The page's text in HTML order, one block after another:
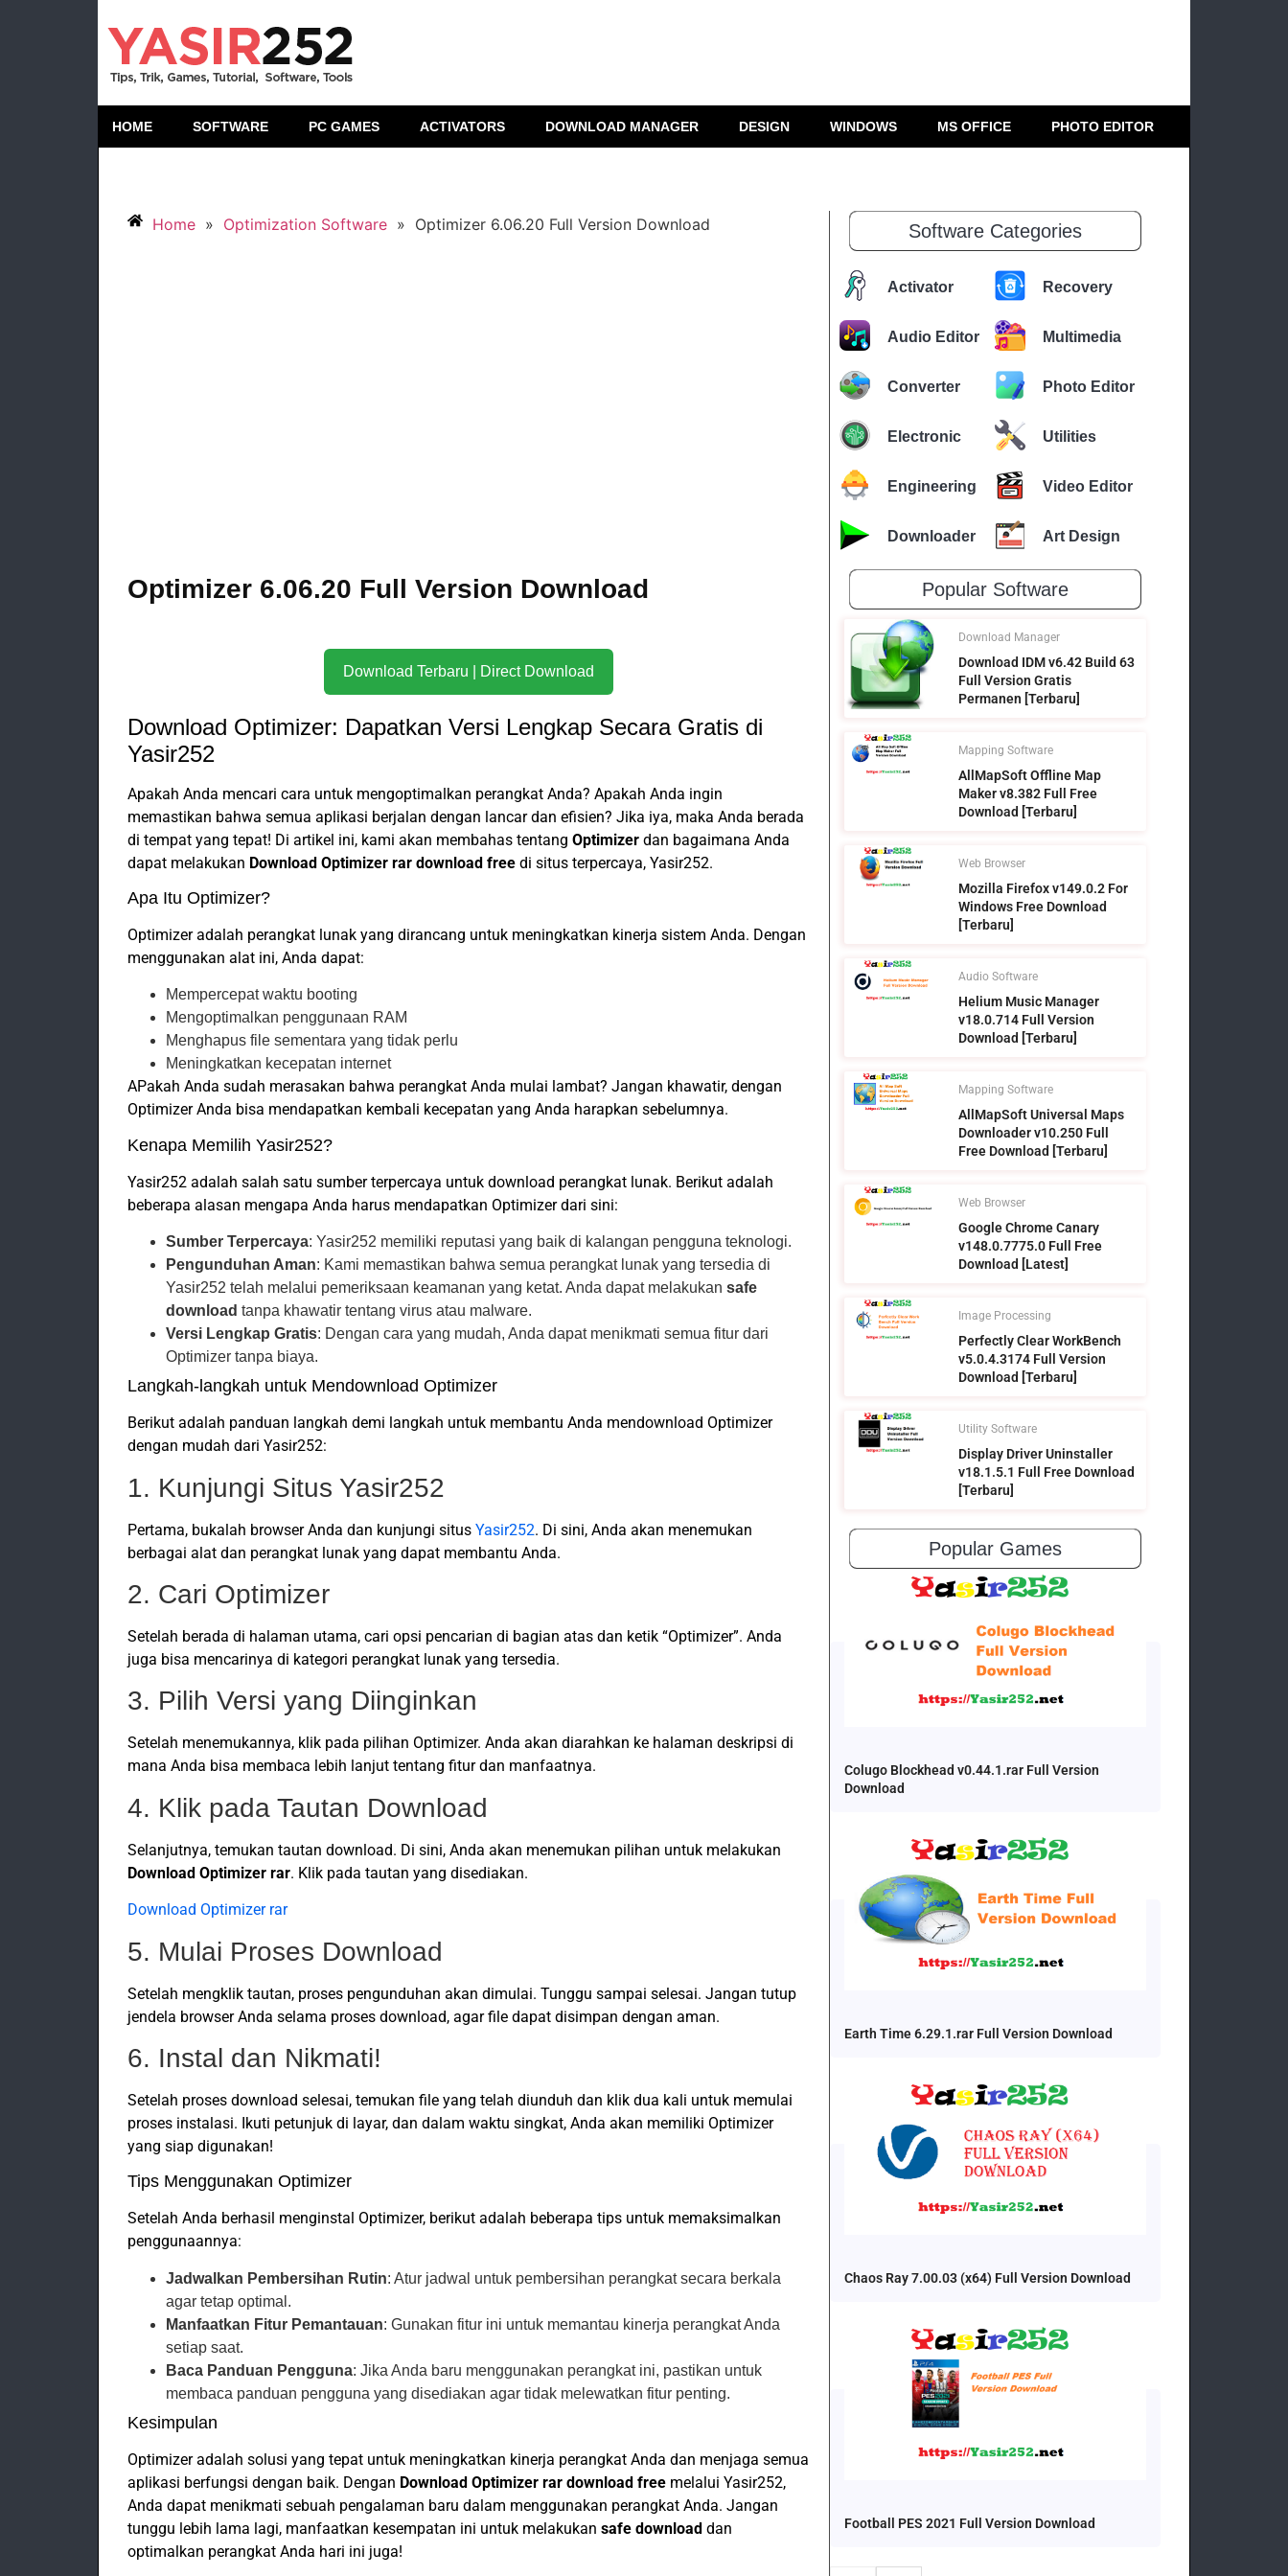
HOME SOFTWARE PC GAMES ACTIVATORS DOWNLOAD MANAGER DESIGN WINDOWS MS OFFICE PHOTO EDITOR
Home » Optimization Software » Optimizer 6.06.20 Full Version Download
Optimizer 6.06.20 Full Version Download
Download Terbaru | Direct Download
Download Optimizer: Dapatkan Versi Lengkap Secara Gratis di
Yasir252
Apakah Anda mencari cara untuk mengoptimalkan perangkat Anda? Apakah Anda ingin
memastikan bahwa semua aplikasi berjalan dengan lancar dan efisien? Jika iya, maka Anda berada
di tempat yang tepat! Di artikel ini, kami akan membahas tentang Optimizer dan bagaimana Anda
dapat melakukan Download Optimizer rar download free di situs terpercaya, Yasir252.
Apa Itu Optimizer?
Optimizer adalah perangkat lunak yang dirancang untuk meningkatkan kinerja sistem Anda. Dengan
menggunakan alat ini, Anda dapat:
Mempercepat waktu booting
Mengoptimalkan penggunaan RAM
Menghapus file sementara yang tidak perlu
Meningkatkan kecepatan internet
APakah Anda sudah merasakan bahwa perangkat Anda mulai lambat? Jangan khawatir, dengan
Optimizer Anda bisa mendapatkan kembali kecepatan yang Anda harapkan sebelumnya.
Kenapa Memilih Yasir252?
Yasir252 adalah salah satu sumber terpercaya untuk download perangkat lunak. Berikut adalah
beberapa alasan mengapa Anda harus mendapatkan Optimizer dari sini:
Sumber Terpercaya: Yasir252 memiliki reputasi yang baik di kalangan pengguna teknologi.
Pengunduhan Aman: Kami memastikan bahwa semua perangkat lunak yang tersedia di
Yasir252 telah melalui pemeriksaan keamanan yang ketat. Anda dapat melakukan safe
download tanpa khawatir tentang virus atau malware.
Versi Lengkap Gratis: Dengan cara yang mudah, Anda dapat menikmati semua fitur dari
Optimizer tanpa biaya.
Langkah-langkah untuk Mendownload Optimizer
Berikut adalah panduan langkah demi langkah untuk membantu Anda mendownload Optimizer
dengan mudah dari Yasir252:
1. Kunjungi Situs Yasir252
Pertama, bukalah browser Anda dan kunjungi situs Yasir252. Di sini, Anda akan menemukan
berbagai alat dan perangkat lunak yang dapat membantu Anda.
2. Cari Optimizer
Setelah berada di halaman utama, cari opsi pencarian di bagian atas dan ketik “Optimizer”. Anda
juga bisa mencarinya di kategori perangkat lunak yang tersedia.
3. Pilih Versi yang Diinginkan
Setelah menemukannya, klik pada pilihan Optimizer. Anda akan diarahkan ke halaman deskripsi di
mana Anda bisa membaca lebih lanjut tentang fitur dan manfaatnya.
4. Klik pada Tautan Download
Selanjutnya, temukan tautan download. Di sini, Anda akan menemukan pilihan untuk melakukan
Download Optimizer rar. Klik pada tautan yang disediakan.
Download Optimizer rar
5. Mulai Proses Download
Setelah mengklik tautan, proses pengunduhan akan dimulai. Tunggu sampai selesai. Jangan tutup
jendela browser Anda selama proses download, agar file dapat disimpan dengan aman.
6. Instal dan Nikmati!
Setelah proses download selesai, temukan file yang telah diunduh dan klik dua kali untuk memulai
proses instalasi. Ikuti petunjuk di layar, dan dalam waktu singkat, Anda akan memiliki Optimizer
yang siap digunakan!
Tips Menggunakan Optimizer
Setelah Anda berhasil menginstal Optimizer, berikut adalah beberapa tips untuk memaksimalkan
penggunaannya:
Jadwalkan Pembersihan Rutin: Atur jadwal untuk pembersihan perangkat secara berkala
agar tetap optimal.
Manfaatkan Fitur Pemantauan: Gunakan fitur ini untuk memantau kinerja perangkat Anda
setiap saat.
Baca Panduan Pengguna: Jika Anda baru menggunakan perangkat ini, pastikan untuk
membaca panduan pengguna yang disediakan agar tidak melewatkan fitur penting.
Kesimpulan
Optimizer adalah solusi yang tepat untuk meningkatkan kinerja perangkat Anda dan menjaga semua
aplikasi berfungsi dengan baik. Dengan Download Optimizer rar download free melalui Yasir252,
Anda dapat menikmati sebuah pengalaman baru dalam menggunakan perangkat Anda. Jangan
tunggu lebih lama lagi, manfaatkan kesempatan ini untuk melakukan safe download dan
optimalkan perangkat Anda hari ini juga!
Software Categories
Activator Recovery
Audio Editor Multimedia
Converter Photo Editor
Electronic Utilities
Engineering Video Editor
Downloader Art Design
Popular Software
Download Manager
Download IDM v6.42 Build 63
Full Version Gratis
Permanen [Terbaru]
Mapping Software
AllMapSoft Offline Map
Maker v8.382 Full Free
Download [Terbaru]
Web Browser
Mozilla Firefox v149.0.2 For
Windows Free Download
[Terbaru]
Audio Software
Helium Music Manager
v18.0.714 Full Version
Download [Terbaru]
Mapping Software
AllMapSoft Universal Maps
Downloader v10.250 Full
Free Download [Terbaru]
Web Browser
Google Chrome Canary
v148.0.7775.0 Full Free
Download [Latest]
Image Processing
Perfectly Clear WorkBench
v5.0.4.3174 Full Version
Download [Terbaru]
Utility Software
Display Driver Uninstaller
v18.1.5.1 Full Free Download
[Terbaru]
Popular Games
Colugo Blockhead v0.44.1.rar Full Version
Download
Earth Time 6.29.1.rar Full Version Download
Chaos Ray 7.00.03 (x64) Full Version Download
Football PES 2021 Full Version Download